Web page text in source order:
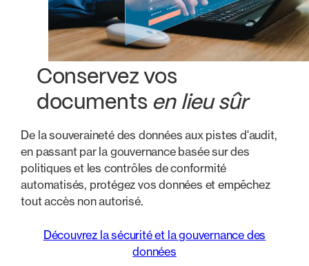
Conservez vos
documents en lieu sûr
De la souveraineté des données aux pistes d'audit,
en passant par la gouvernance basée sur des
politiques et les contrôles de conformité
automatisés, protégez vos données et empêchez
tout accès non autorisé.
Découvrez la sécurité et la gouvernance des
données